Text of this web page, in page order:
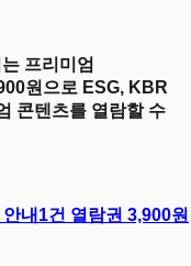
프리미엄
원으로 ESG, KBR
콘텐츠를 열람할 수
내 1건 열람권 3,900원